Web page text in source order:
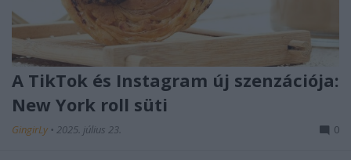
A TikTok és Instagram új szenzációja:
New York roll süti
GingirLy • 2025. július 23. 0